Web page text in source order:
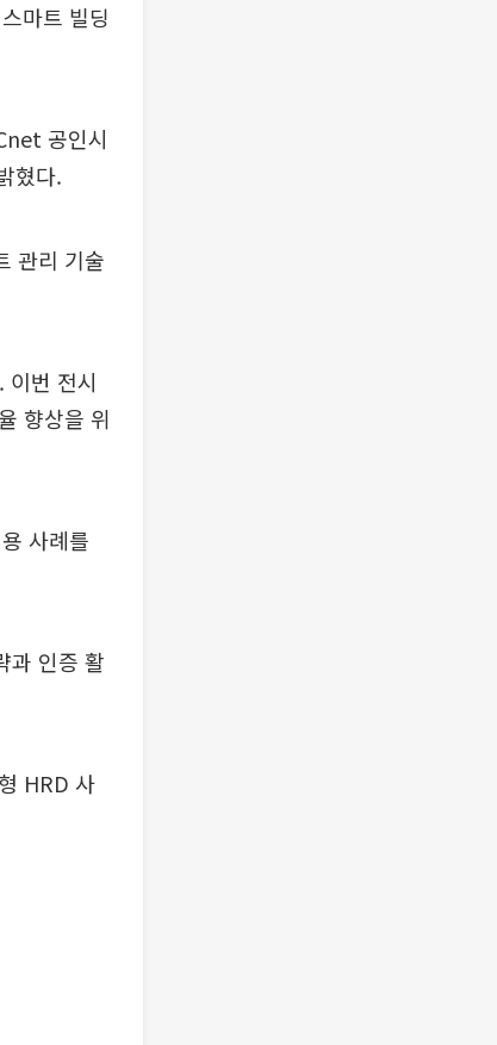
마트 빌딩
공인시
혔다.
관리 기술
이번 전시
향상을 위
사례를
과 인증 활
HRD 사